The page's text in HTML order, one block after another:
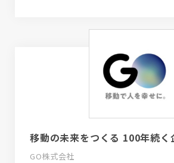
移動の未来をつくる 100年続く
GO株式会社